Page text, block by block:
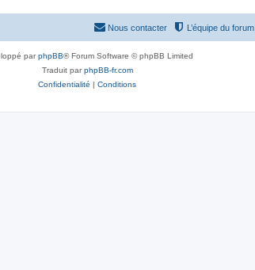
L’équipe du forum
Nous contacter
parphpBB® Forum Software © phpBB Limited
Traduit parphpBB-fr.com
Confidentialité | Conditions